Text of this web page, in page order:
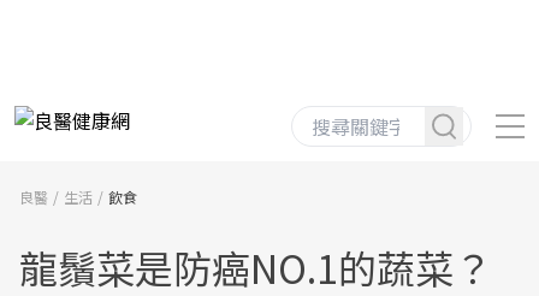
良醫 生活 飲食
龍鬚菜是防癌NO.1的蔬菜？